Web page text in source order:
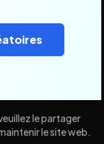
le partager
le site web.